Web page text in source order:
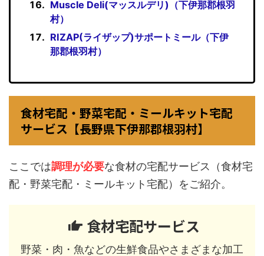
Muscle Deli(マッスルデリ)（下伊那郡根羽
村）
RIZAP(ライザップ)サポートミール（下伊
那郡根羽村）
食材宅配・野菜宅配・ミールキット宅配
サービス【長野県下伊那郡根羽村】
ここでは調理が必要な食材の宅配サービス（食材宅
配・野菜宅配・ミールキット宅配）をご紹介。
食材宅配サービス
野菜・肉・魚などの生鮮食品やさまざまな加工